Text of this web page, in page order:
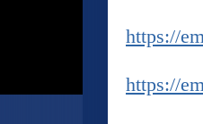
https://
https://